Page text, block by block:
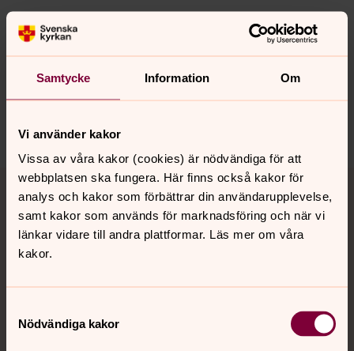
Samtycke Information Om
Vi använder kakor
Vissa av våra kakor (cookies) är nödvändiga för att
webbplatsen ska fungera. Här finns också kakor för
analys och kakor som förbättrar din användarupplevelse,
samt kakor som används för marknadsföring och när vi
länkar vidare till andra plattformar. Läs mer om våra
kakor.
Nödvändiga kakor
Senast ändrad 25 maj 2026
Synpunkter eller frågor på sidans
innehåll?
asker-lannas.forsamling@svenskakyrkan.se
Tillbaka till toppen
Tillbaka till innehållet
Kontakt